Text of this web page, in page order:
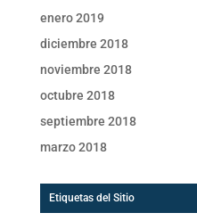
enero 2019
diciembre 2018
noviembre 2018
octubre 2018
septiembre 2018
marzo 2018
Etiquetas del Sitio